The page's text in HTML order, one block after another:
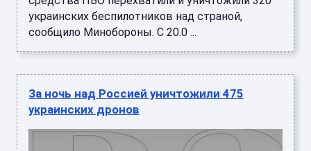
украинских беспилотников над страной,
сообщило Минобороны. С 20.0 ...
За ночь над Россией уничтожили 475
украинских дронов